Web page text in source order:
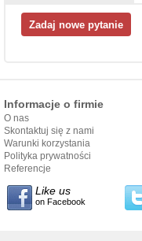
Informacje o firmie
O nas
Skontaktuj się z nami
Warunki korzystania
Polityka prywatności
Referencje
Like us
on Facebook